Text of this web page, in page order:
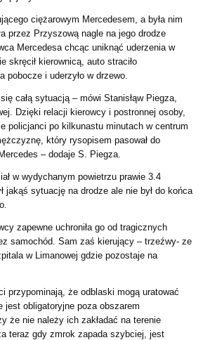
ciężarowym Mercedesem, a była nim
przez Przyszową nagle na jego drodze
Mercedesa chcąc uniknąć uderzenia w
skręcił kierownicą, auto straciło
pobocze i uderzyło w drzewo.
całą sytuacją – mówi Stanisłąw Piegza,
Dzięki relacji kierowcy i postronnej osoby,
policjanci po kilkunastu minutach w centrum
który rysopisem pasował do
– dodaje S. Piegza.
w wydychanym powietrzu prawie 3.4
jakąś sytuację na drodze ale nie był do końca
zapewne uchroniła go od tragicznych
samochód. Sam zaś kierujący – trzeźwy- ze
w Limanowej gdzie pozostaje na
przypominają, że odblaski mogą uratować
jest obligatoryjne poza obszarem
że nie należy ich zakładać na terenie
teraz gdy zmrok zapada szybciej, jest